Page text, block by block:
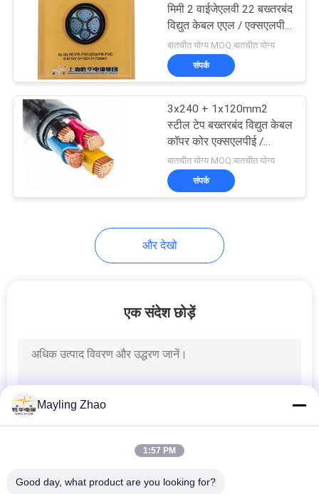
नियंत्रण केबल्स
76
शील्ड इंस्ट्रूमेंट केबल
उच्च तापमान केबल
मिमी 2 वाईजेएलवी 22 बख्तरबंद
विद्युत केबल एएल / एक्सएलपीई
/ एसटीए / पीवीसी एल्यूमिनियम
पावर केबल
बातचीत योग्य MOQ:बातचीत योग्य
संपर्क
3x240 + 1x120mm2
स्टील टेप बख्तरबंद विद्युत केबल
कॉपर कोर एक्सएलपीई /
पीवीसी इन्सुलेट भूमिगत केबल
बातचीत योग्य MOQ:बातचीत योग्य
संपर्क
और देखो
एक संदेश छोड़ें
Mayling Zhao
1:57 PM
Good day, what product are you looking for?